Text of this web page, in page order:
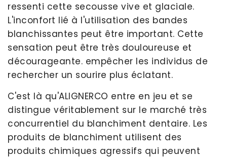
ressenti cette secousse vive et glaciale.
L'inconfort lié à l'utilisation des bandes
blanchissantes peut être important. Cette
sensation peut être très douloureuse et
décourageante. empêcher les individus de
rechercher un sourire plus éclatant.
C'est là qu'ALIGNERCO entre en jeu et se
distingue véritablement sur le marché très
concurrentiel du blanchiment dentaire. Les
produits de blanchiment utilisent des
produits chimiques agressifs qui peuvent